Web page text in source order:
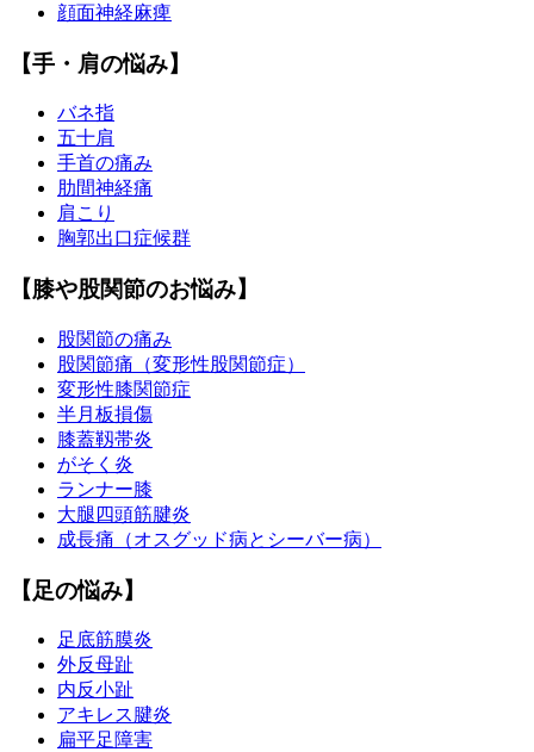
顔面神経麻痺
【手・肩の悩み】
バネ指
五十肩
手首の痛み
肋間神経痛
肩こり
胸郭出口症候群
【膝や股関節のお悩み】
股関節の痛み
股関節痛（変形性股関節症）
変形性膝関節症
半月板損傷
膝蓋靱帯炎
がそく炎
ランナー膝
大腿四頭筋腱炎
成長痛（オスグッド病とシーバー病）
【足の悩み】
足底筋膜炎
外反母趾
内反小趾
アキレス腱炎
扁平足障害